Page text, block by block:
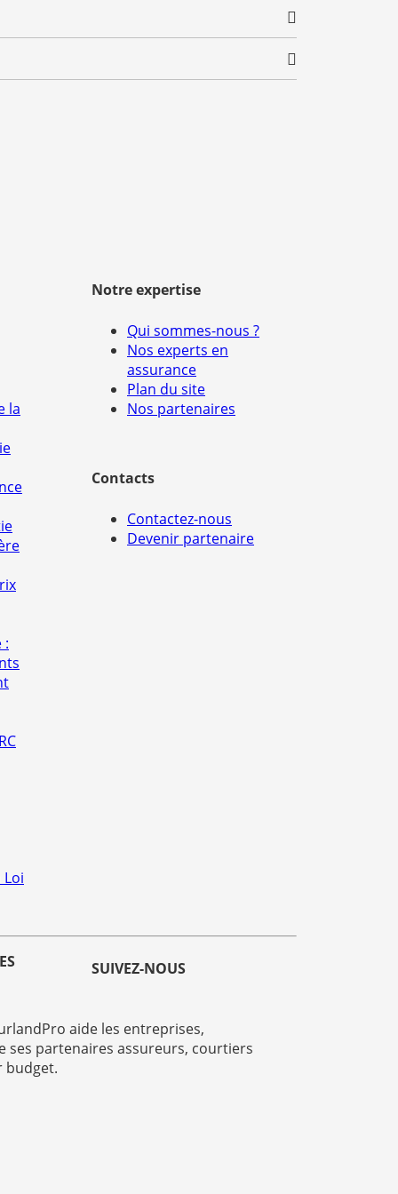
la
:
Notre expertise
Qui sommes-nous ?
Nos experts en
assurance
Plan du site
Nos partenaires
Contacts
Contactez-nous
Devenir partenaire
SUIVEZ-NOUS
aide les entreprises,
ses partenaires assureurs, courtiers
budget.